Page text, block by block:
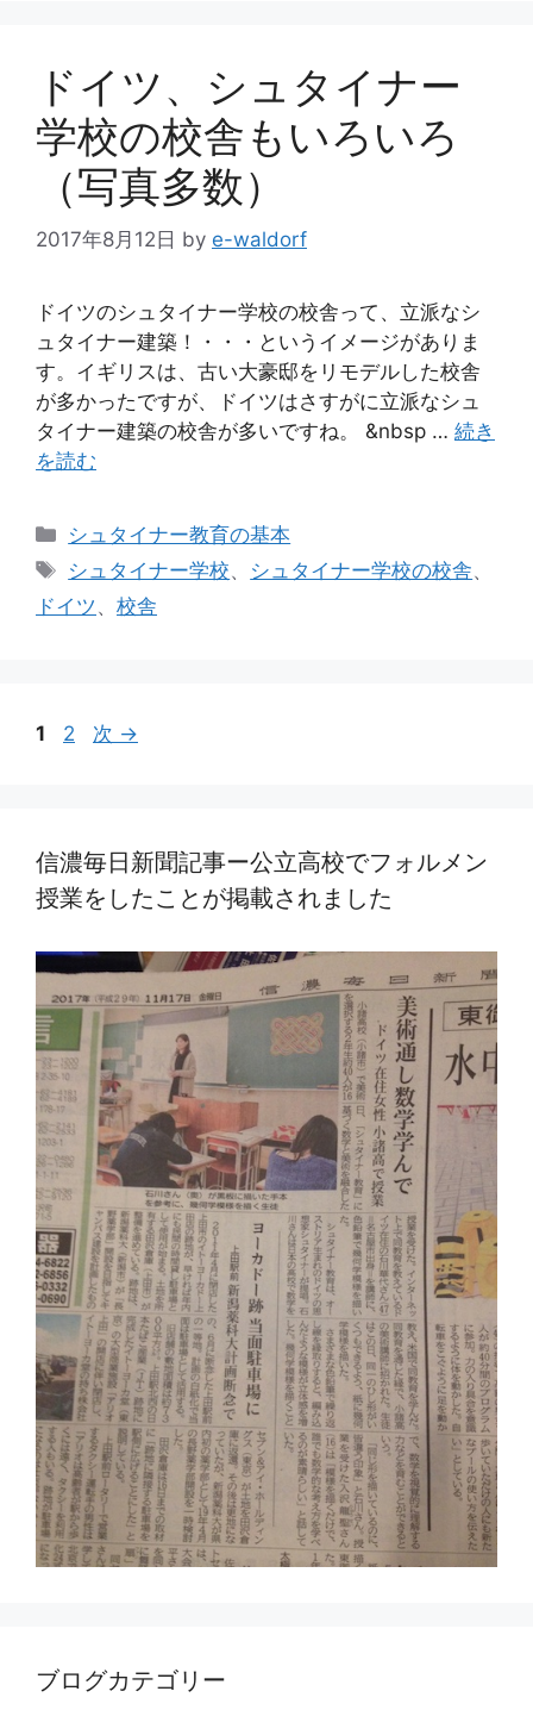
ドイツ、シュタイナー
学校の校舎もいろいろ
（写真多数）
2017年8月12日 by e-waldorf
ドイツのシュタイナー学校の校舎って、立派なシ
ュタイナー建築！・・・というイメージがありま
す。イギリスは、古い大豪邸をリモデルした校舎
が多かったですが、ドイツはさすがに立派なシュ
タイナー建築の校舎が多いですね。 &nbsp … 続き
を読む
カ
テ
リ
シュタイナー教育の基本
タ
グ
シュタイナー学校、 シュタイナー学校の校舎、
ドイツ 、 校舎
ペ
1
ペ
2 次 →
信濃毎日新聞記事ー公立高校でフォルメン
授業をしたことが掲載されました
ブログカテゴリー